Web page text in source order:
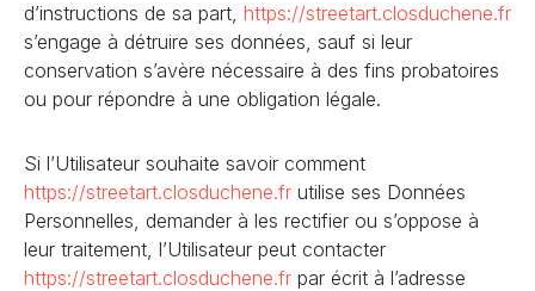
d’instructions de sa part, https://streetart.closduchene.fr
s’engage à détruire ses données, sauf si leur
conservation s’avère nécessaire à des fins probatoires
ou pour répondre à une obligation légale.
Si l’Utilisateur souhaite savoir comment
https://streetart.closduchene.fr utilise ses Données
Personnelles, demander à les rectifier ou s’oppose à
leur traitement, l’Utilisateur peut contacter
https://streetart.closduchene.fr par écrit à l’adresse